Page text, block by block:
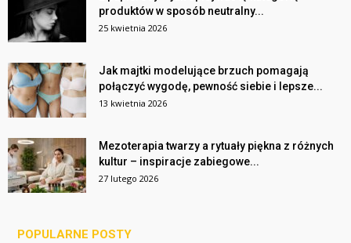
produktów w sposób neutralny...
25 kwietnia 2026
Jak majtki modelujące brzuch pomagają
połączyć wygodę, pewność siebie i lepsze...
13 kwietnia 2026
Mezoterapia twarzy a rytuały piękna z różnych
kultur – inspiracje zabiegowe...
27 lutego 2026
POPULARNE POSTY